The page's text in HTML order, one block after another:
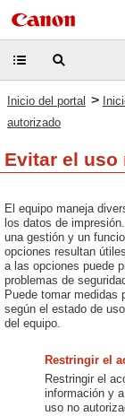
Inicio del portal >
autorizado
Evitar el uso
El equipo maneja
los datos de
una gestión y un
opciones resultan
a las opciones puede
problemas de
Puede tomar medidas
según el estado de
del equipo.
Restringir el
Restringir el
información y
uso no